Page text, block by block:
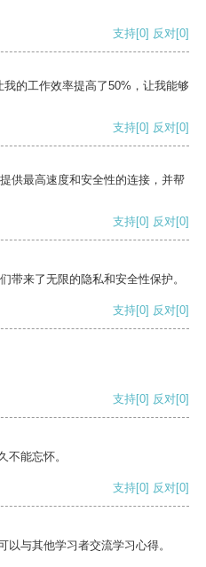
支持[0] 反对[0]
的工作效率提高了50%，让我能够
支持[0] 反对[0]
供最高速度和安全性的连接，并帮
支持[0] 反对[0]
带来了无限的隐私和安全性保护。
支持[0] 反对[0]
支持[0] 反对[0]
不能忘怀。
支持[0] 反对[0]
与其他学习者交流学习心得。